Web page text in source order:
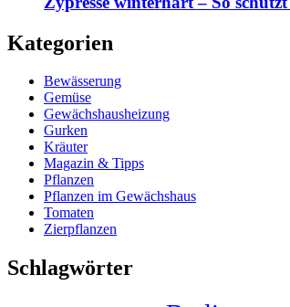
Kategorien
Bewässerung
Gemüse
Gewächshausheizung
Gurken
Kräuter
Magazin & Tipps
Pflanzen
Pflanzen im Gewächshaus
Tomaten
Zierpflanzen
Schlagwörter